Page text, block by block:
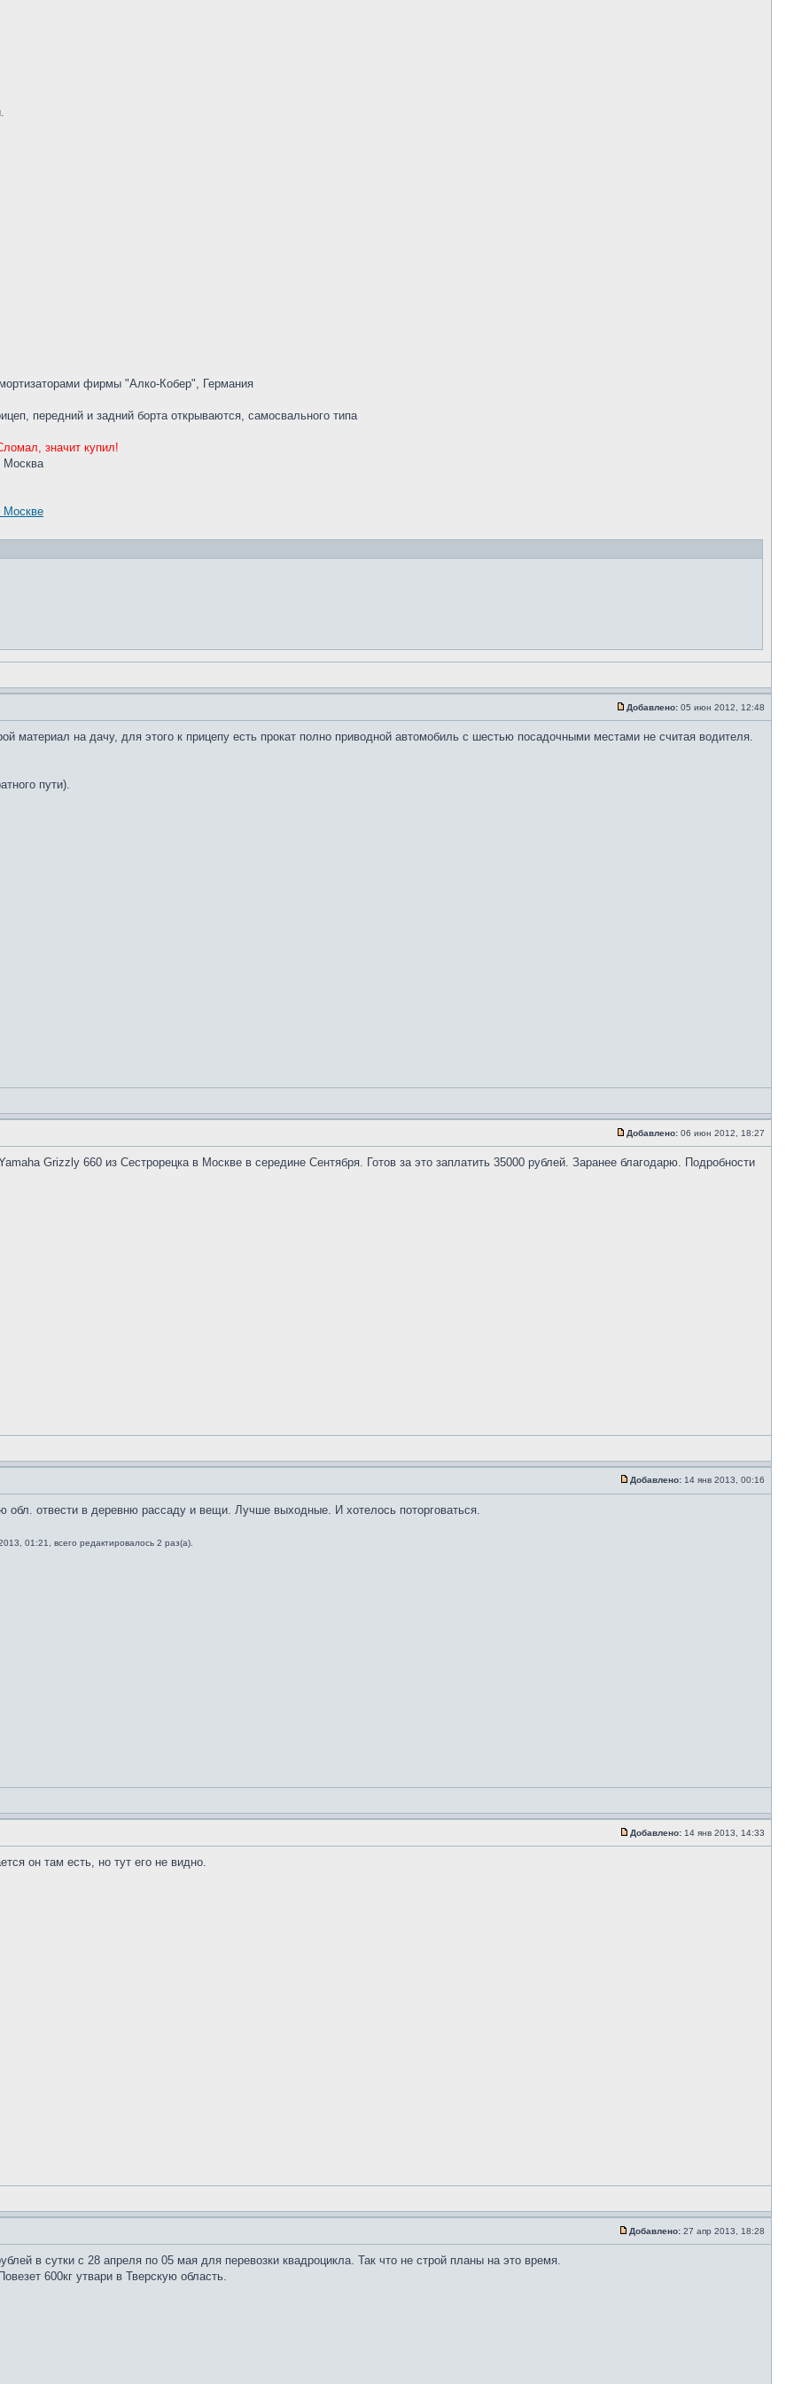
фирмы "Алко-Кобер", Германия
передний и задний борта открываются, самосвального типа
значит купил!
Москва
Москве
Добавлено: 05 июн 2012, 12:48
материал на дачу, для этого к прицепу есть прокат полно приводной автомобиль с шестью посадочными местами не считая водителя.
пути).
Добавлено: 06 июн 2012, 18:27
Grizzly 660 из Сестрорецка в Москве в середине Сентября. Готов за это заплатить 35000 рублей. Заранее благодарю. Подробности
Добавлено: 14 янв 2013, 00:16
обл. отвести в деревню рассаду и вещи. Лучше выходные. И хотелось поторговаться.
01:21, всего редактировалось 2 раз(а).
Добавлено: 14 янв 2013, 14:33
он там есть, но тут его не видно.
Добавлено: 27 апр 2013, 18:28
в сутки с 28 апреля по 05 мая для перевозки квадроцикла. Так что не строй планы на это время.
600кг утвари в Тверскую область.